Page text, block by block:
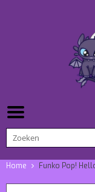
Home Funko Pop!